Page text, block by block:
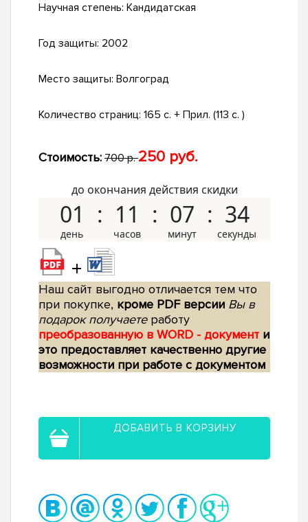
Научная степень: Кандидатская
Год защиты: 2002
Место защиты: Волгоград
Количество страниц: 165 с. + Прил. (113 с. )
Стоимость: 700 р.250 руб.
до окончания действия скидки
01 11 07 33
+
Наш сайт выгодно отличается тем что
при покупке, кроме PDF версии Вы в
подарок получаетеработу
преобразованную в WORD - документ и
это предоставляет качественно другие
возможности при работе с документом
ДОБАВИТЬ В КОРЗИНУ